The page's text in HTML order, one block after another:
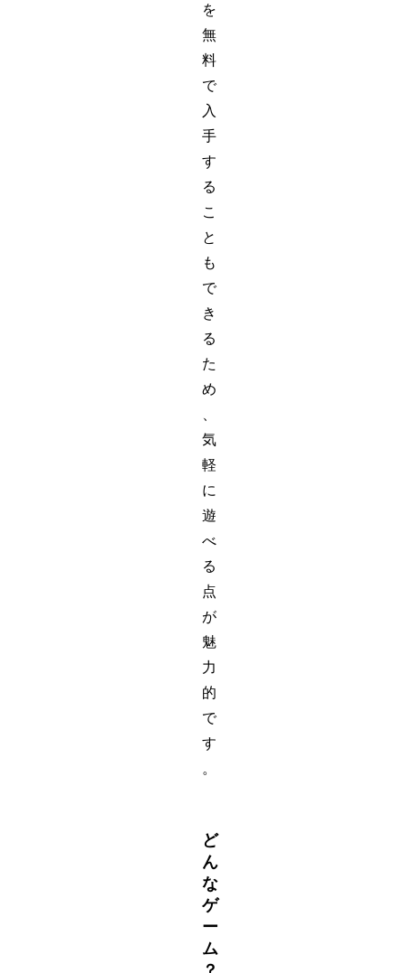
を
無
料
で
入
手
す
る
こ
と
も
で
き
る
た
め
気
軽
に
遊
べ
る
点
が
魅
力
的
で
す
。
ど
ん
な
ゲ
ー
ム